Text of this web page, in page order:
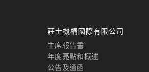
莊士機構國際有限公司
主席報告書
年度亮點和概述
公告及通函